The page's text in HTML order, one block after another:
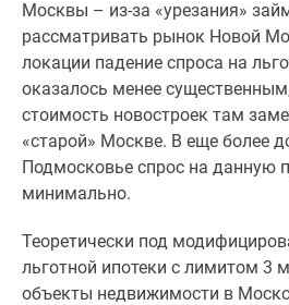
Москвы – из-за «урезания»
рассматривать рынок Новой
локации падение спроса на
оказалось менее
стоимость новостроек там
«старой» Москве. В еще более
Подмосковье спрос на данную
минимально.
Теоретически под
льготной ипотеки с лимитом 3
объекты недвижимости в